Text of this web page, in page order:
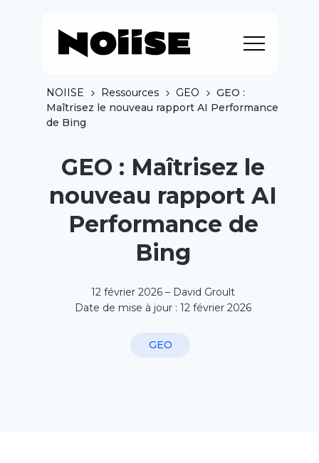
NOIISE Ressources GEO
GEO :
Maîtrisez le nouveau rapport AI Performance
de Bing
GEO : Maîtrisez le
nouveau rapport AI
Performance de
Bing
12 février 2026 – David Groult
Date de mise à jour : 12 février 2026
GEO